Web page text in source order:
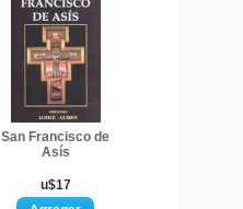
San Francisco de
Asís
u$17